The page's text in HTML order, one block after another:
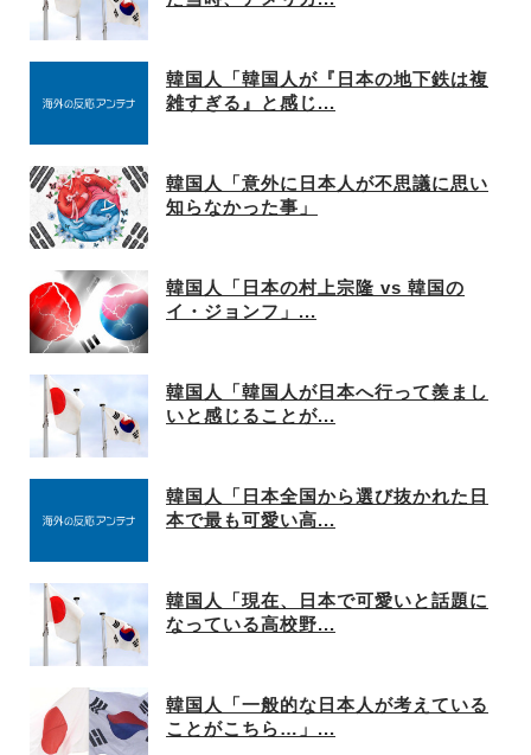
韓国人「韓国人が『日本の地下鉄は複
雑すぎる』と感じ...
韓国人「意外に日本人が不思議に思い
知らなかった事」
韓国人「日本の村上宗隆 vs 韓国の
イ・ジョンフ」...
韓国人「韓国人が日本へ行って羨まし
いと感じることが...
韓国人「日本全国から選び抜かれた日
本で最も可愛い高...
韓国人「現在、日本で可愛いと話題に
なっている高校野...
韓国人「一般的な日本人が考えている
ことがこちら…」...